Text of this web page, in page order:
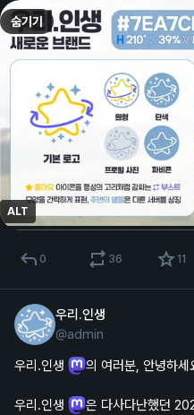
ALT
숨기기
0 36 11
우리.인생
@admin
우리.인생
의 여러분, 안녕하세
우리.인생
은 다사다난했던